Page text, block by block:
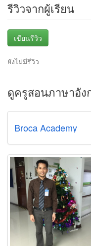
รีวิวจากผู้เรียน
เขียนรีวิว
ยังไม่มีรีวิว
ดูครูสอนภาษาอัง
Broca Academy